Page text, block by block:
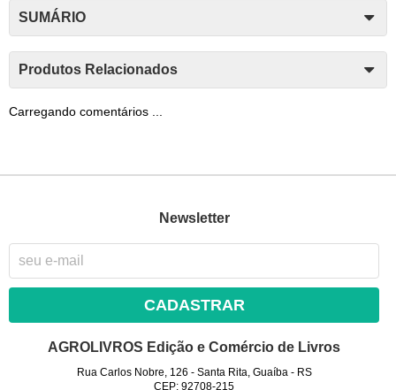
SUMÁRIO
Produtos Relacionados
Carregando comentários ...
Newsletter
CADASTRAR
AGROLIVROS Edição e Comércio de Livros
Rua Carlos Nobre, 126 - Santa Rita, Guaíba- RS
CEP: 92708-215